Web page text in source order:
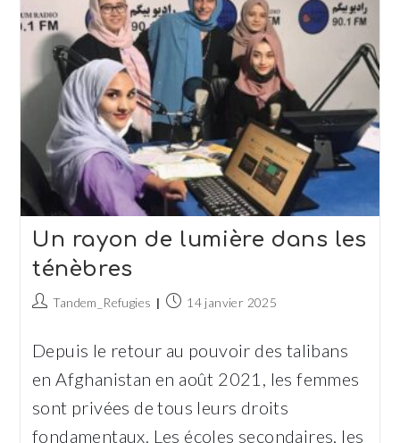
À
La
Prise
En
Charge
Psychique
Des
Migrants
Un rayon de lumière dans les
ténèbres
Auteur/autrice
publication :
Tandem_Refugies
Publication
14 janvier 2025
Depuis le retour au pouvoir des talibans
en Afghanistan en août 2021, les femmes
sont privées de tous leurs droits
fondamentaux. Les écoles secondaires, les